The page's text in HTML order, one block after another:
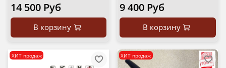
14 500 Руб
В корзину
9 400 Руб
В корзину
ХИТ продаж ХИТ продаж